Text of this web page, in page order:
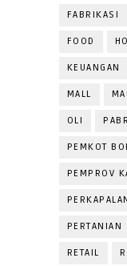
FABRIKASI
FOOD
KEUANGAN
MALL
OLI
PEMKOT
PEMPROV
PERTANIAN
RETAIL